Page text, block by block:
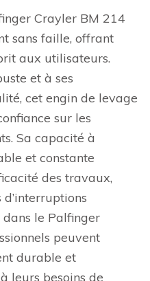
Crayler BM 214
sans faille, offrant
aux utilisateurs.
et à ses
cet engin de levage
sur les
Sa capacité à
et constante
des travaux,
dans le Palfinger
peuvent
durable et
leurs besoins de